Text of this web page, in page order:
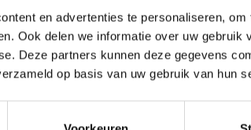
en advertenties te personaliseren,
Ook delen we informatie over uw
Deze partners kunnen deze gegevens
op basis van uw gebruik van hun